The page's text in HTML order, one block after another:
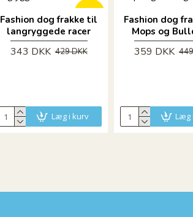
Fashion dog frakke til
langryggede racer
343 DKK 429 DKK
Læg i kurv
Fashion dog
Mops og
359 DKK
Læg